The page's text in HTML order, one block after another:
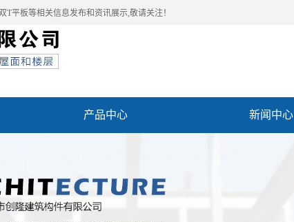
T平板等相关信息发布和资讯展示,敬请关注！
产品中心 新闻中心